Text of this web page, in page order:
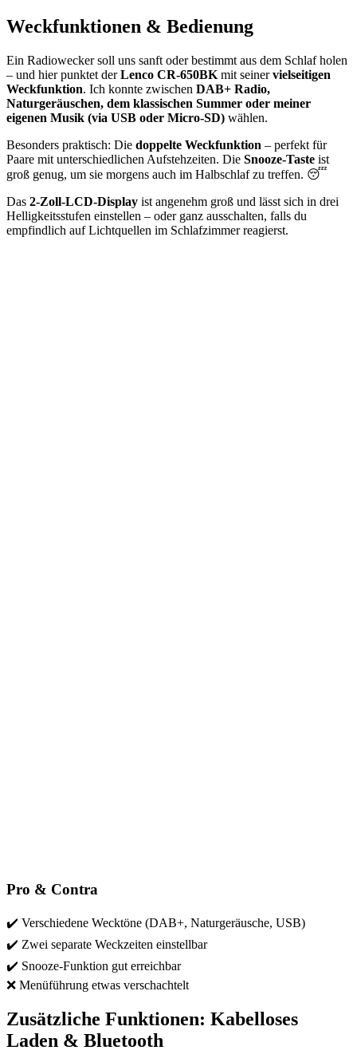
Weckfunktionen & Bedienung
Ein Radiowecker soll uns sanft oder bestimmt aus dem Schlaf holen
– und hier punktet derLenco CR-650BK mit seinervielseitigen
Weckfunktion. Ich konnte zwischen DAB+ Radio,
Naturgeräuschen, dem klassischen Summer oder meiner
eigenen Musik (via USB oder Micro-SD) wählen.
Besonders praktisch: Die doppelte Weckfunktion – perfekt für
Paare mit unterschiedlichen Aufstehzeiten. Die Snooze-Taste ist
groß genug, um sie morgens auch im Halbschlaf zu treffen. 😴
Das 2-Zoll-LCD-Display ist angenehm groß und lässt sich in drei
Helligkeitsstufen einstellen – oder ganz ausschalten, falls du
empfindlich auf Lichtquellen im Schlafzimmer reagierst.
Pro & Contra
✔️ Verschiedene Wecktöne (DAB+, Naturgeräusche, USB)
✔️ Zwei separate Weckzeiten einstellbar
✔️ Snooze-Funktion gut erreichbar
❌ Menüführung etwas verschachtelt
Zusätzliche Funktionen: Kabelloses
Laden & Bluetooth